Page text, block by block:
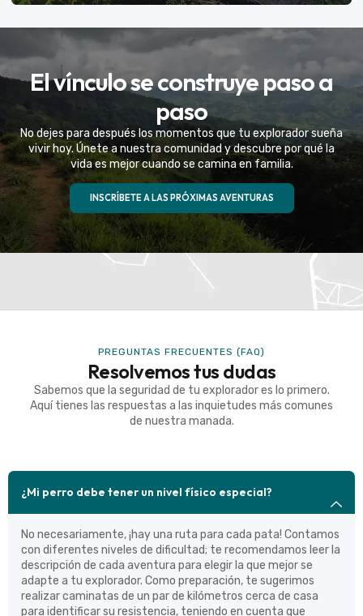
Eventos Especiales
Celebramos la vida de tu mejor amigo con una
experiencia fuera de serie
VER MÁS
El vínculo se construye paso a
paso
No dejes para después los momentos que tu explorador sueña
vivir hoy. Únete a nuestra comunidad y descubre por qué la
vida es mejor cuando se camina en familia.
INSCRÍBETE A LAS PRÓXIMAS AVENTURAS
PREGUNTAS FRECUENTES (FAQ)
Resolvemos tus dudas
Sabemos que la seguridad de tu explorador es lo primero.
Aquí tienes las respuestas a las inquietudes más comunes
de nuestra manada.
¿Mi perro debe tener un nivel físico especial?
No necesariamente, ¡hay una ruta para cada pata! Contamos
con diferentes niveles de dificultad; te recomendamos leer la
descripción de cada aventura para elegir la que mejor se
adapte a tu explorador. Como preparación, te sugerimos
realizar caminatas de un par de kilómetros cerca de casa
para identificar su resistencia, teniendo en cuenta que